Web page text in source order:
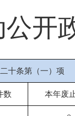
开
十条第（一）项
数 本年废